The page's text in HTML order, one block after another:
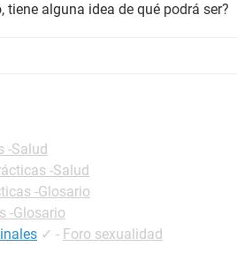
alguna idea de qué podrá ser?
-Salud
-Salud
-Glosario
-Glosario
✓ - Foro sexualidad